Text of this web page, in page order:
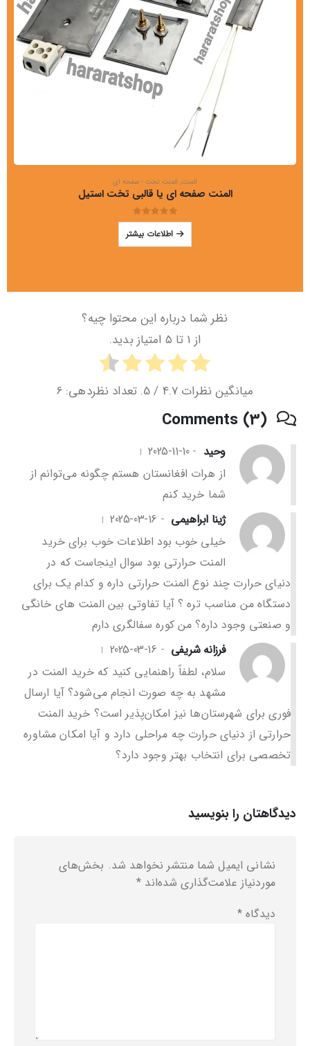
المنت, المنت تخت - صفحه ای
المنت صفحه ای یا قالبی تخت استیل
0
out of 5
اطلاعات بیشتر
نظر شما درباره این محتوا چیه؟
از ۱ تا ۵ امتیاز بدید.
میانگین نظرات 4.7 / 5. تعداد نظردهی: 6
وحید
2025-11-10
از هرات افغانستان هستم چگونه می‌توانم از
شما خرید کنم
ژینا ابراهیمی
2025-03-16
خیلی خوب بود اطلاعات خوب برای خرید
المنت حرارتی بود سوال اینجاست که در
دنیای حرارت چند نوع المنت حرارتی داره و کدام یک برای
دستگاه من مناسب‌ تره ؟ آیا تفاوتی بین المنت‌ های خانگی
و صنعتی وجود داره؟ من کوره سفالگری دارم
فرزانه شریفی
2025-03-16
سلام، لطفاً راهنمایی کنید که خرید المنت در
مشهد به چه صورت انجام می‌شود؟ آیا ارسال
فوری برای شهرستان‌ها نیز امکان‌پذیر است؟ خرید المنت
حرارتی از دنیای حرارت چه مراحلی دارد و آیا امکان مشاوره
تخصصی برای انتخاب بهتر وجود دارد؟
دیدگاهتان را بنویسید
نشانی ایمیل شما منتشر نخواهد شد. بخش‌های
موردنیاز علامت‌گذاری شده‌اند *
دیدگاه *